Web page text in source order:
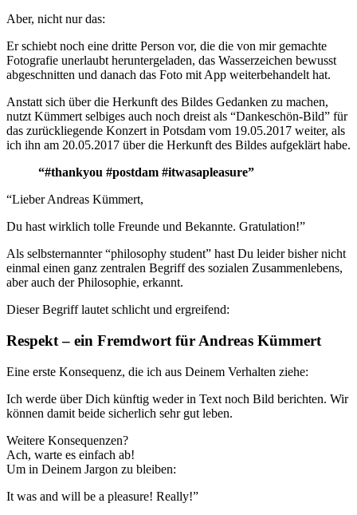
Aber, nicht nur das:
Er schiebt noch eine dritte Person vor, die die von mir gemachte
Fotografie unerlaubt heruntergeladen, das Wasserzeichen bewusst
abgeschnitten und danach das Foto mit App weiterbehandelt hat.
Anstatt sich über die Herkunft des Bildes Gedanken zu machen,
nutzt Kümmert selbiges auch noch dreist als “Dankeschön-Bild” für
das zurückliegende Konzert in Potsdam vom 19.05.2017 weiter, als
ich ihn am 20.05.2017 über die Herkunft des Bildes aufgeklärt habe.
“#thankyou #postdam #itwasapleasure”
“Lieber Andreas Kümmert,
Du hast wirklich tolle Freunde und Bekannte. Gratulation!”
Als selbsternannter “philosophy student” hast Du leider bisher nicht
einmal einen ganz zentralen Begriff des sozialen Zusammenlebens,
aber auch der Philosophie, erkannt.
Dieser Begriff lautet schlicht und ergreifend:
Respekt – ein Fremdwort für Andreas Kümmert
Eine erste Konsequenz, die ich aus Deinem Verhalten ziehe:
Ich werde über Dich künftig weder in Text noch Bild berichten. Wir
können damit beide sicherlich sehr gut leben.
Weitere Konsequenzen?
Ach, warte es einfach ab!
Um in Deinem Jargon zu bleiben:
It was and will be a pleasure! Really!”